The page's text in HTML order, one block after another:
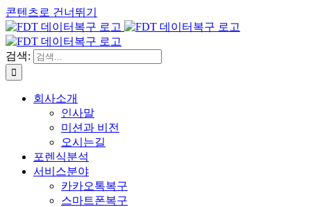
콘텐츠로 건너뛰기
검색:
회사소개
인사말
미션과 비전
오시는길
포렌식분석
서비스분야
카카오톡복구
스마트폰복구